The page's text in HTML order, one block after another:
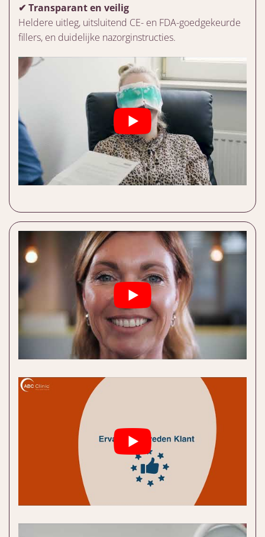
✔ Transparant en veilig
Heldere uitleg, uitsluitend CE- en FDA-goedgekeurde
fillers, en duidelijke nazorginstructies.